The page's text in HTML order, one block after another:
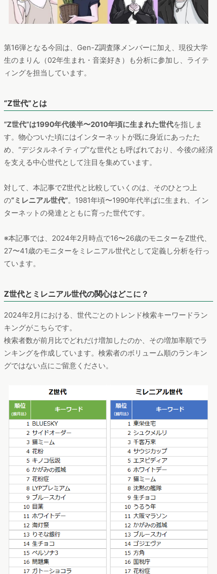
第16弾となる今回は、Gen-Z調査隊メンバーに加え、現役大学
生のまりん（02年生まれ・音楽好き）も分析に参加し、ライテ
ィングを担当しています。
“Z世代”とは
“Z世代”は1990年代後半〜2010年頃に生まれた世代を指しま
す。物心ついた頃にはインターネットが既に身近にあったた
め、“デジタルネイティブ”な世代とも呼ばれており、今後の経済
を支える中心世代として注目を集めています。
対して、本記事でZ世代と比較していくのは、そのひとつ上
の“ミレニアル世代”。1981年頃〜1990年代半ばに生まれ、イン
ターネットの発達とともに育った世代です。
※本記事では、2024年2月時点で16〜26歳のモニターをZ世代、
27〜41歳のモニターをミレニアル世代として定義し分析を行っ
ています。
Z世代とミレニアル世代の関心はどこに？
2024年2月における、世代ごとのトレンド検索キーワードラン
キングがこちらです。
検索者数が前月比でどれだけ増加したのか、その増加率順でラ
ンキングを作成しています。検索者のボリューム順のランキン
グではない点にご留意ください。